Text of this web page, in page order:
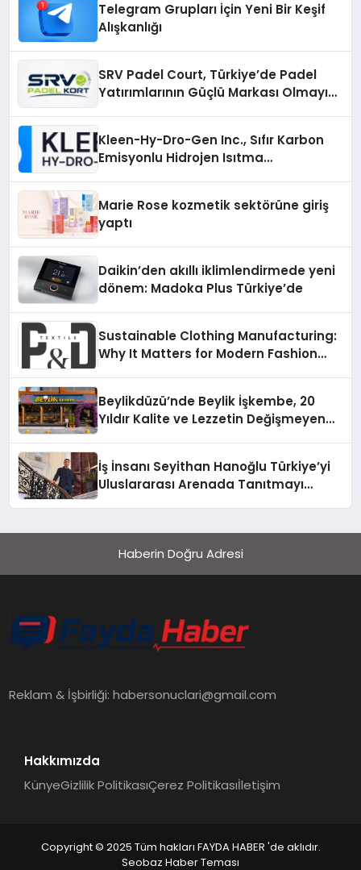
Telegram Grupları İçin Yeni Bir Keşif
Alışkanlığı
SRV Padel Court, Türkiye’de Padel
Yatırımlarının Güçlü Markası Olmayı
Kleen-Hy-Dro-Gen Inc., Sıfır Karbon
Emisyonlu Hidrojen Isıtma
Marie Rose kozmetik sektörüne giriş
yaptı
Daikin’den akıllı iklimlendirmede yeni
dönem: Madoka Plus Türkiye’de
Sustainable Clothing Manufacturing:
Why It Matters for Modern Fashion
Beylikdüzü’nde Beylik İşkembe, 20
Yıldır Kalite ve Lezzetin Değişmeyen
İş İnsanı Seyithan Hanoğlu Türkiye’yi
Uluslararası Arenada Tanıtmayı
Haberin Doğru Adresi
Reklam & İşbirliği:habersonuclari@gmail.com
Hakkımızda
KünyeGizlilik PolitikasıÇerez Politikasıİletişim
Copyright © 2025 Tüm hakları FAYDA HABER 'de aklıdır.
Seobaz Haber Teması